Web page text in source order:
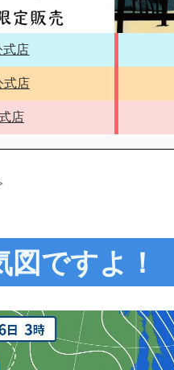
店
店
店
ですよ！